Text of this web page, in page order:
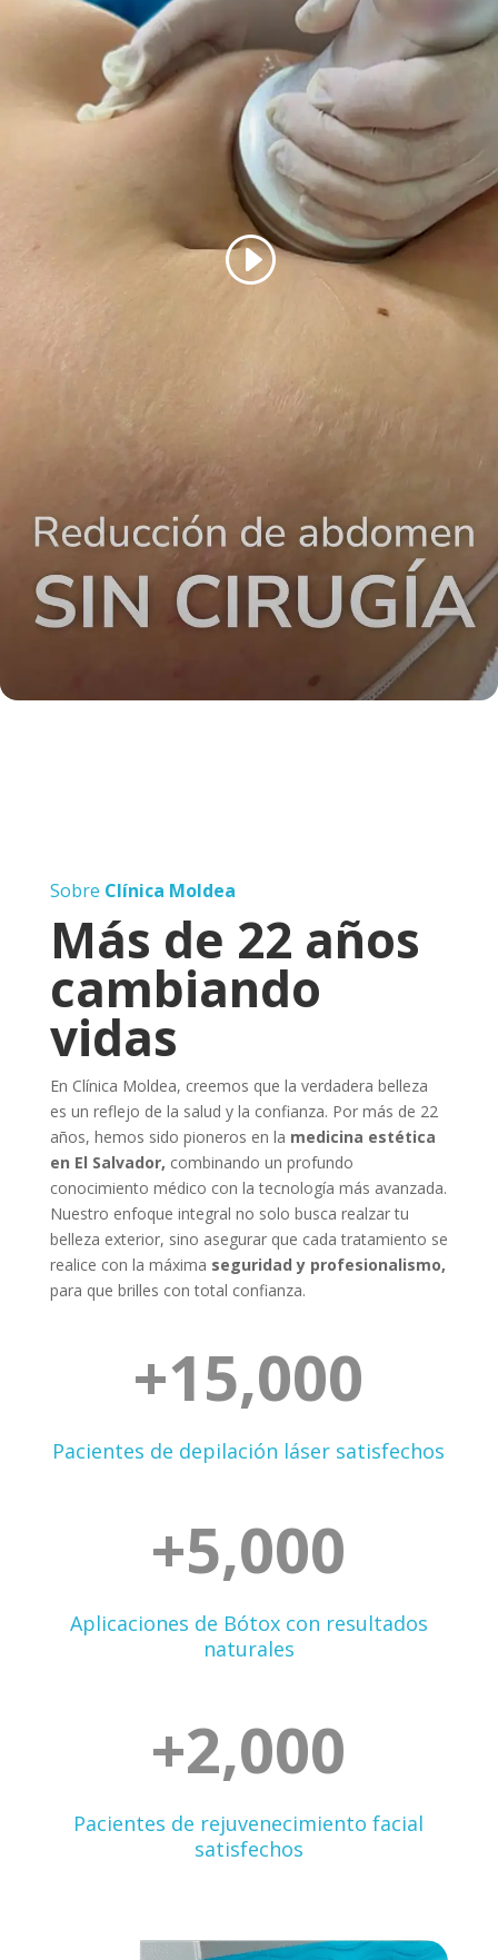
Sobre Clínica Moldea
Más de 22 años
cambiando
vidas
En Clínica Moldea, creemos que la verdadera belleza
es un reflejo de la salud y la confianza. Por más de 22
años, hemos sido pioneros en la medicina estética
en El Salvador, combinando un profundo
conocimiento médico con la tecnología más avanzada.
Nuestro enfoque integral no solo busca realzar tu
belleza exterior, sino asegurar que cada tratamiento se
realice con la máxima seguridad y profesionalismo,
para que brilles con total confianza.
+15,000
Pacientes de depilación láser satisfechos
+5,000
Aplicaciones de Bótox con resultados
naturales
+2,000
Pacientes de rejuvenecimiento facial
satisfechos